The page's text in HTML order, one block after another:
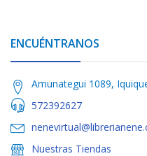
ENCUÉNTRANOS
Amunategui 1089,
572392627
Nuestras Tiendas